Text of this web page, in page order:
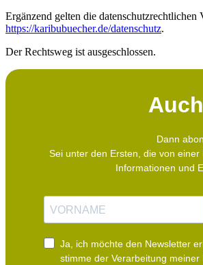
Ergänzend gelten die
https://karibubuecher.de/datenschutz.
Der Rechtsweg ist ausgeschlossen.
Dann
Sei unter den Ersten, die von
Informationen und
m
Ja, ich möchte den Newsletter
stimme der Verarbeitung